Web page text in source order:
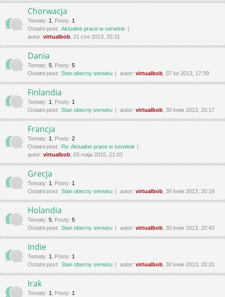
Chorwacja
Tematy: 1 Posty: 1
Ostatni post: Aktualne prace w serwisie
autor: virtualbob , 21 cze 2013, 20:31
Dania
Tematy: 5 Posty: 5
Ostatni post: Stan obecny serwisu autor: virtualbob , 07 lut 2013, 17:39
Finlandia
Tematy: 1 Posty: 1
Ostatni post: Stan obecny serwisu autor: virtualbob , 30 kwie 2013, 20:17
Francja
Tematy: 1 Posty: 2
Ostatni post: Re: Aktualne prace w serwisie
autor: virtualbob , 03 maja 2015, 21:03
Grecja
Tematy: 1 Posty: 1
Ostatni post: Stan obecny serwisu autor: virtualbob , 30 kwie 2013, 20:19
Holandia
Tematy: 5 Posty: 5
Ostatni post: Stan obecny serwisu autor: virtualbob , 30 kwie 2013, 20:43
Indie
Tematy: 1 Posty: 1
Ostatni post: Stan obecny serwisu autor: virtualbob , 30 kwie 2013, 20:21
Irak
Tematy: 1 Posty: 1